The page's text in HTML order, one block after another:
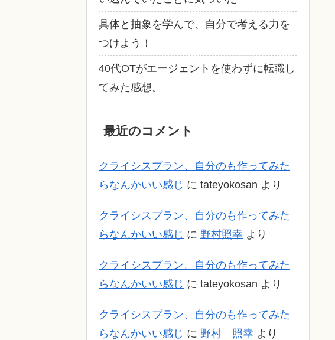
具体と抽象を学んで、自分で考える力を
つけよう！
40代OTがエージェントを使わずに転職し
てみた感想。
最近のコメント
クライシスプラン、自分のも作ってみた
らなんかいい感じ に tateyokosan より
クライシスプラン、自分のも作ってみた
らなんかいい感じ に 野村照幸 より
クライシスプラン、自分のも作ってみた
らなんかいい感じ に tateyokosan より
クライシスプラン、自分のも作ってみた
らなんかいい感じ に 野村 照幸 より